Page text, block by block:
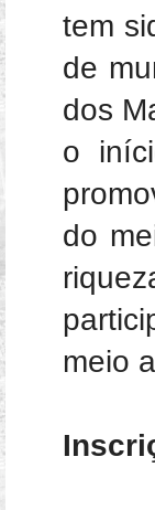
tem
de
dos
o
do
meio